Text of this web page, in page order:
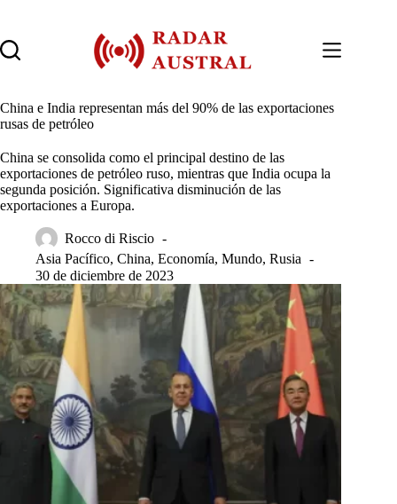
contenido
China e India representan más del 90% de las exportaciones
rusas de petróleo
China se consolida como el principal destino de las
exportaciones de petróleo ruso, mientras que India ocupa la
segunda posición. Significativa disminución de las
exportaciones a Europa.
Rocco di Riscio
Asia Pacífico, China, Economía, Mundo, Rusia
30 de diciembre de 2023